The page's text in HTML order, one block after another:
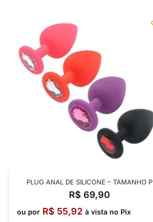
PLUG ANAL DE SILICONE – TAMANHO P
R$ 69,90
ou por R$ 55,92 à vista no Pix